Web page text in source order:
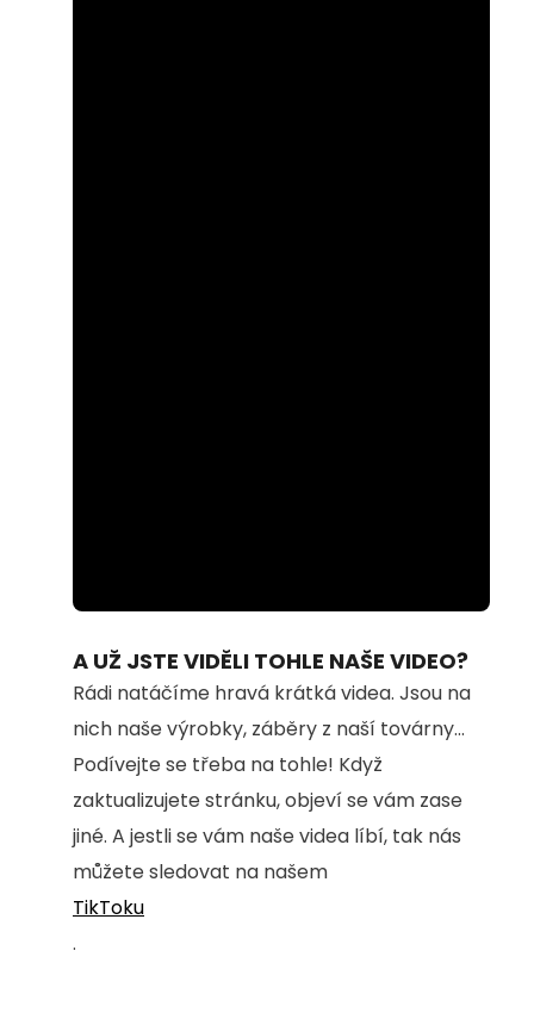
28.28%
A UŽ JSTE VIDĚLI TOHLE NAŠE VIDEO?
Rádi natáčíme hravá krátká videa. Jsou na
nich naše výrobky, záběry z naší továrny...
Podívejte se třeba na tohle! Když
zaktualizujete stránku, objeví se vám zase
jiné. A jestli se vám naše videa líbí, tak nás
můžete sledovat na našem
TikToku
.